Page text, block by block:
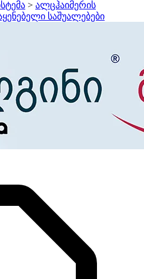
> ალცჰაიმერის
საშუალებები